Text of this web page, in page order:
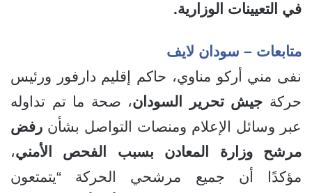
في التعيينات الوزارية.
متابعات – سودان لايف
نفى مني أركو مناوي، حاكم إقليم دارفور ورئيس
حركة جيش تحرير السودان، صحة ما تم تداوله
عبر وسائل الإعلام ومنصات التواصل بشأن رفض
مرشح وزارة المعادن بسبب الفحص الأمني،
مؤكدًا أن جميع مرشحي الحركة “يتمتعون